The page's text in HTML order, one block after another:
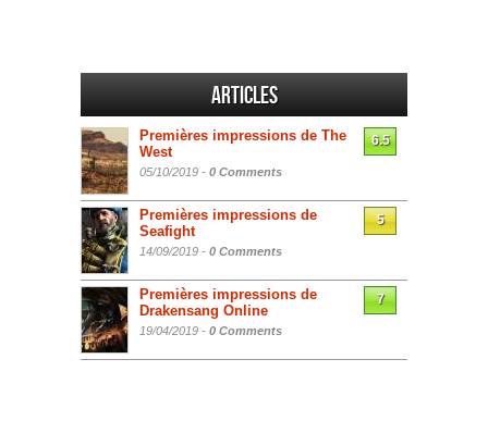
Articles
Premières impressions de The
West
05/10/2019 - 0 Comments
6.5
Premières impressions de
Seafight
14/09/2019 - 0 Comments
5
Premières impressions de
Drakensang Online
19/04/2019 - 0 Comments
7